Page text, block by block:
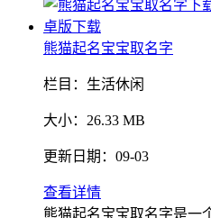
熊猫起名宝宝取名字
栏目： 生活休闲
大小： 26.33 MB
更新日期： 09-03
查看详情
熊猫起名宝宝取名字是一